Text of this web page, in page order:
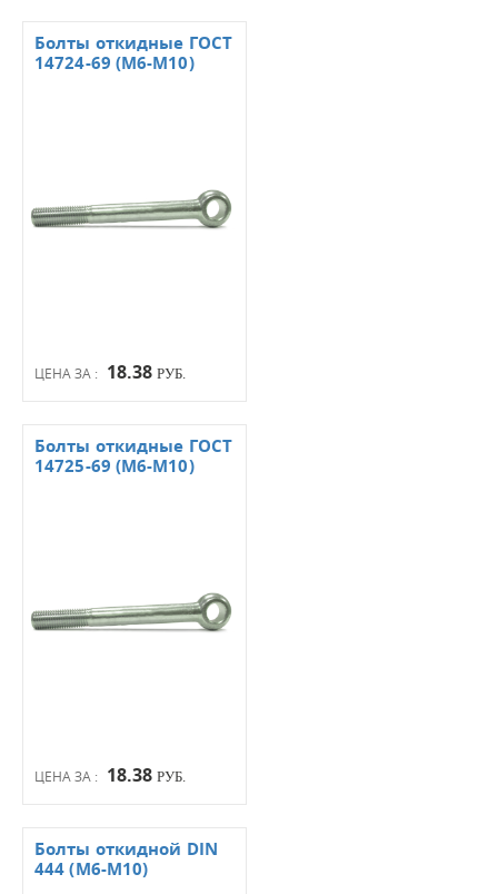
ЦЕНА ЗА : 18.38 РУБ.
Болты откидные ГОСТ
14724-69 (М6-М10)
ЦЕНА ЗА : 18.38 РУБ.
Болты откидные ГОСТ
14725-69 (М6-М10)
Болты откидной DIN
444 (М6-М10)